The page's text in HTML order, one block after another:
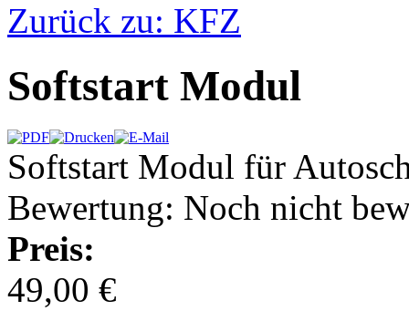
Zurück zu: KFZ
Softstart Modul
Softstart Modul für
Bewertung: Noch nicht
Preis:
49,00 €